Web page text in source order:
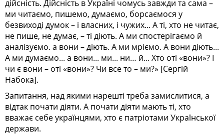
дійсність. Дійсність в Україні чомусь завжди та сама –
ми читаємо, пишемо, думаємо, борсаємося у
безвиході думок – і власних, і чужих... А ті, хто не читає,
не пише, не думає, – ті діють. А ми спостерігаємо й
аналізуємо. а вони – діють. А ми мріємо. А вони діють...
А ми думаємо... а вони... ми... ни… й... Хто оті «вони»? І
чи є вони – оті «вони»? Чи все то – ми?» [Сергій
Набока].
Запитання, над якими нарешті треба замислитися, а
відтак почати діяти. А почати діяти мають ті, хто
вважає себе українцями, хто є патріотами Української
держави.